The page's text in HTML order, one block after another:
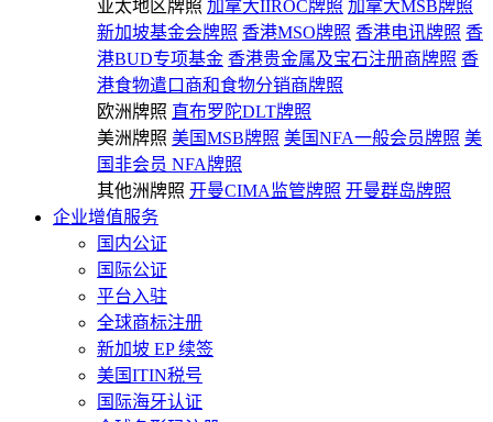
亚太地区牌照 加拿大IIROC牌照 加拿大MSB牌照
新加坡基金会牌照 香港MSO牌照 香港电讯牌照 香
港BUD专项基金 香港贵金属及宝石注册商牌照 香
港食物遣口商和食物分销商牌照
欧洲牌照 直布罗陀DLT牌照
美洲牌照 美国MSB牌照 美国NFA一般会员牌照 美
国非会员 NFA牌照
其他洲牌照 开曼CIMA监管牌照 开曼群岛牌照
企业增值服务
国内公证
国际公证
平台入驻
全球商标注册
新加坡 EP 续签
美国ITIN税号
国际海牙认证